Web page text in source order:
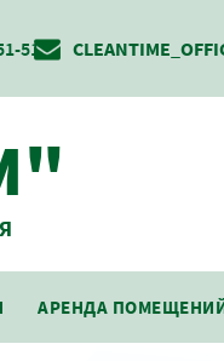
51
АРЕНДА